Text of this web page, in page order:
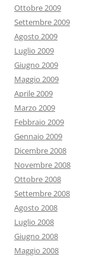
Ottobre 2009
Settembre 2009
Agosto 2009
Luglio 2009
Giugno 2009
Maggio 2009
Aprile 2009
Marzo 2009
Febbraio 2009
Gennaio 2009
Dicembre 2008
Novembre 2008
Ottobre 2008
Settembre 2008
Agosto 2008
Luglio 2008
Giugno 2008
Maggio 2008